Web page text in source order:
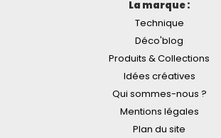
La marque :
Technique
Déco'blog
Produits & Collections
Idées créatives
Qui sommes-nous ?
Mentions légales
Plan du site